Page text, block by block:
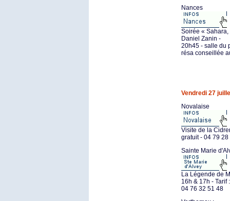
Nances
Soirée «
Daniel Zanin -
20h45 - salle du
résa conseillée
Vendredi 27
Novalaise
Visite de la
gratuit - 04 79 28
Sainte Marie
La Légende de
16h & 17h - Tarif
04 76 32 51 48